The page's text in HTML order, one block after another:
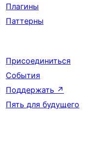
Плагины
Паттерны
Присоединиться
События
Поддержать ↗
Пять для будущего